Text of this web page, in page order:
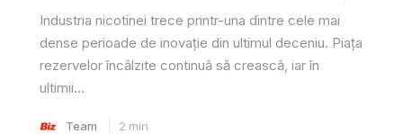
Industria nicotinei trece printr-una dintre cele mai
dense perioade de inovație din ultimul deceniu. Piața
rezervelor încălzite continuă să crească, iar în
ultimii...
Team 2 min